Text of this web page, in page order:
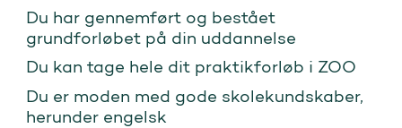
Du har gennemført og bestået
grundforløbet på din uddannelse
Du kan tage hele dit praktikforløb i ZOO
Du er moden med gode skolekundskaber,
herunder engelsk